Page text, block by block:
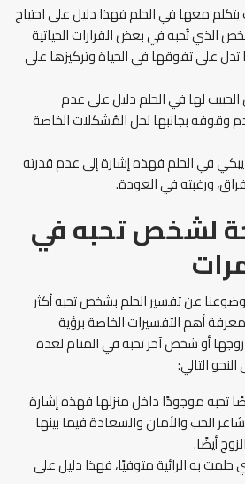
يتكلم معها في الحلم فهذا دليل على احتياج
الذي تُحبه في بعض القرارات الحياتية
تدل على تفوقها في الحياة وتركيزها على
الحبيب لها في الحلم دليل على عدم
وقوفه بجانبها لحل المُشكلات الخاصة
يبكي في الحلم فهذه إشارة إلى عدم قدرته
ورغبته في العودة.
لشخص تحبه في
عن تفسير الحلم بشخص تحبه أكثر
أهم التفسيرات الخاصة برؤية
أو شخص آخر تحبه في المنام لعدة
التالي:
تحبه موجودًا داخل منزلها فهذه إشارة
الحب والأمان والسعادة فيما بينها
أيضًا.
به الرائية متوفيًا، فهذا دليل على